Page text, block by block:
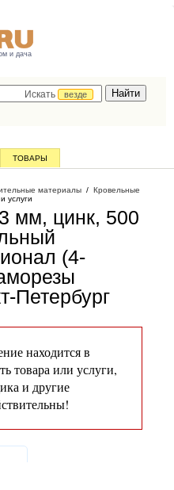
и дача
Искать
везде
ТОВАРЫ
материалы / Кровельные
услуги
мм, цинк, 500
(4-
Петербург
находится в
товара или услуги,
и другие